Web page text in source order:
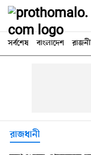
সর্বশেষ বাংলাদেশ
রাজধানী